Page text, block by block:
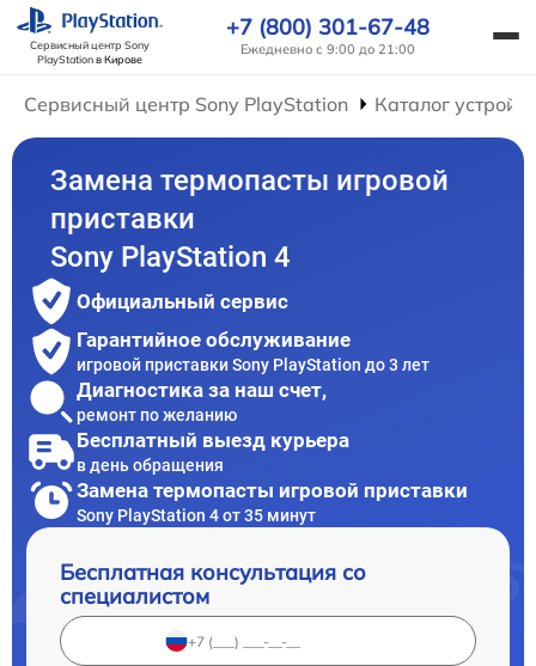
Сервисный центр Sony
PlayStationв Кирове
+7 (800) 301-67-48
Ежедневно с 9:00 до 21:00
Сервисный центр Sony PlayStation Каталог
Замена термопасты игровой
приставки
Sony PlayStation 4
Официальный сервис
Гарантийное обслуживание
игровой приставки Sony PlayStation до 3 лет
Диагностика за наш счет,
ремонт по желанию
Бесплатный выезд курьера
в день обращения
Замена термопасты игровой приставки
Sony PlayStation 4 от 35 минут
Бесплатная консультация со
специалистом